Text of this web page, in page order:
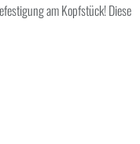
am Kopfstück! Diese